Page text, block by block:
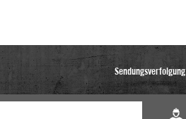
Sendungsverfolgung